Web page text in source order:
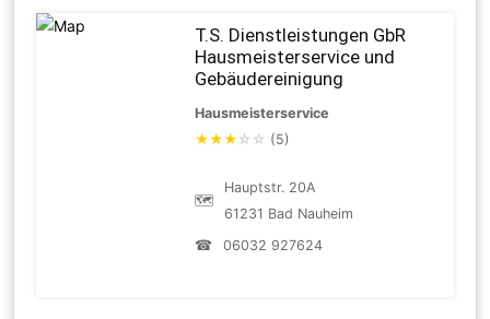
T.S. Dienstleistungen GbR
Hausmeisterservice und
Gebäudereinigung
Hausmeisterservice
★★★ ☆ ☆ (5)
🗺
Hauptstr. 20A
61231 Bad Nauheim
☎
06032 927624